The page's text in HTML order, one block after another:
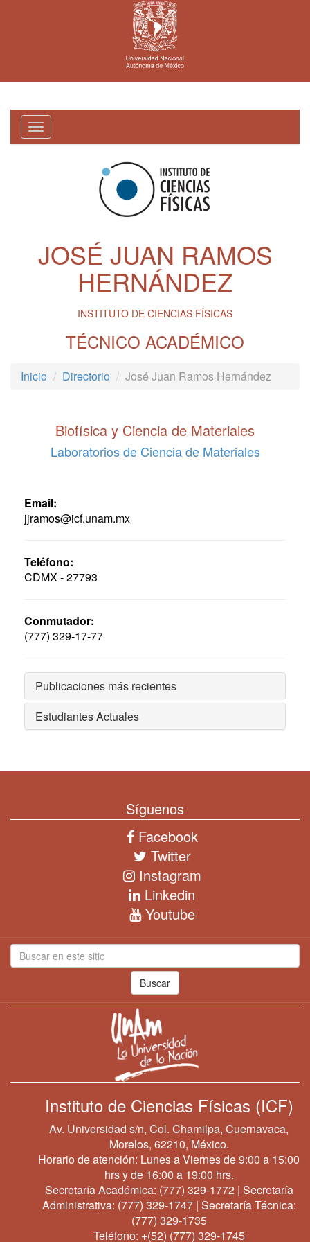
Toggle
navigation
JOSÉ JUAN RAMOS
HERNÁNDEZ
INSTITUTO DE CIENCIAS FÍSICAS
TÉCNICO ACADÉMICO
Inicio Directorio José Juan Ramos Hernández
Biofísica y Ciencia de Materiales
Laboratorios de Ciencia de Materiales
Email:
jjramos@icf.unam.mx
Teléfono:
CDMX - 27793
Conmutador:
(777) 329-17-77
Publicaciones más recientes
Estudiantes Actuales
Síguenos
Facebook
Twitter
Instagram
Linkedin
Youtube
Buscar
Instituto de Ciencias Físicas (ICF)
Av. Universidad s/n, Col. Chamilpa, Cuernavaca,
Morelos, 62210, México.
Horario de atención: Lunes a Viernes de 9:00 a 15:00
hrs y de 16:00 a 19:00 hrs.
Secretaría Académica: (777) 329-1772 | Secretaría
Administrativa: (777) 329-1747| Secretaría Técnica:
(777) 329-1735
Teléfono: +(52) (777) 329-1745